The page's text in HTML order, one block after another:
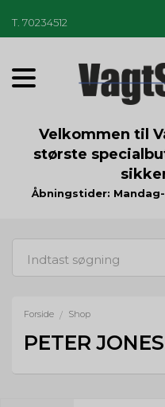
T 70234512
T
o
g
a
t
o
Velkommen til
største
Åbningstider:
Forside / Shop
PETER JONES